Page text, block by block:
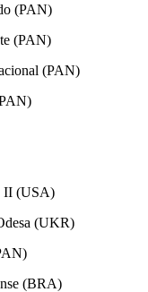
(PAN)
(PAN)
(USA)
(UKR)
(BRA)